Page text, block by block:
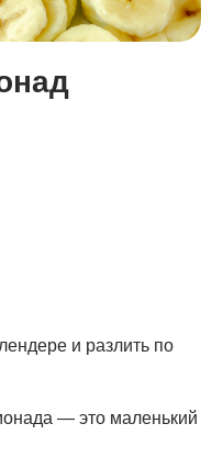
и разлить по
— это маленький